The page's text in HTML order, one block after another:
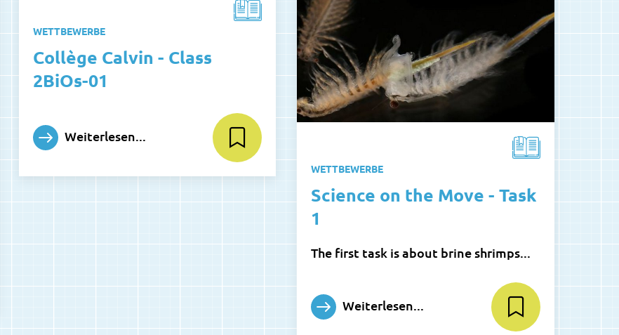
WETTBEWERBE
Collège Calvin - Class
2BiOs-01
Weiterlesen...
WETTBEWERBE
Science on the Move - Task
1
The first task is about brine shrimps...
Weiterlesen...